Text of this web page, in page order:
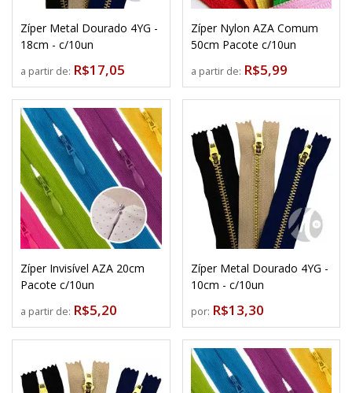
Zíper Metal Dourado 4YG -
18cm - c/10un
a partir de: R$17,05
Zíper Nylon AZA Comum
50cm Pacote c/10un
a partir de: R$5,99
Zíper Invisível AZA 20cm
Pacote c/10un
a partir de: R$5,20
Zíper Metal Dourado 4YG -
10cm - c/10un
por: R$13,30